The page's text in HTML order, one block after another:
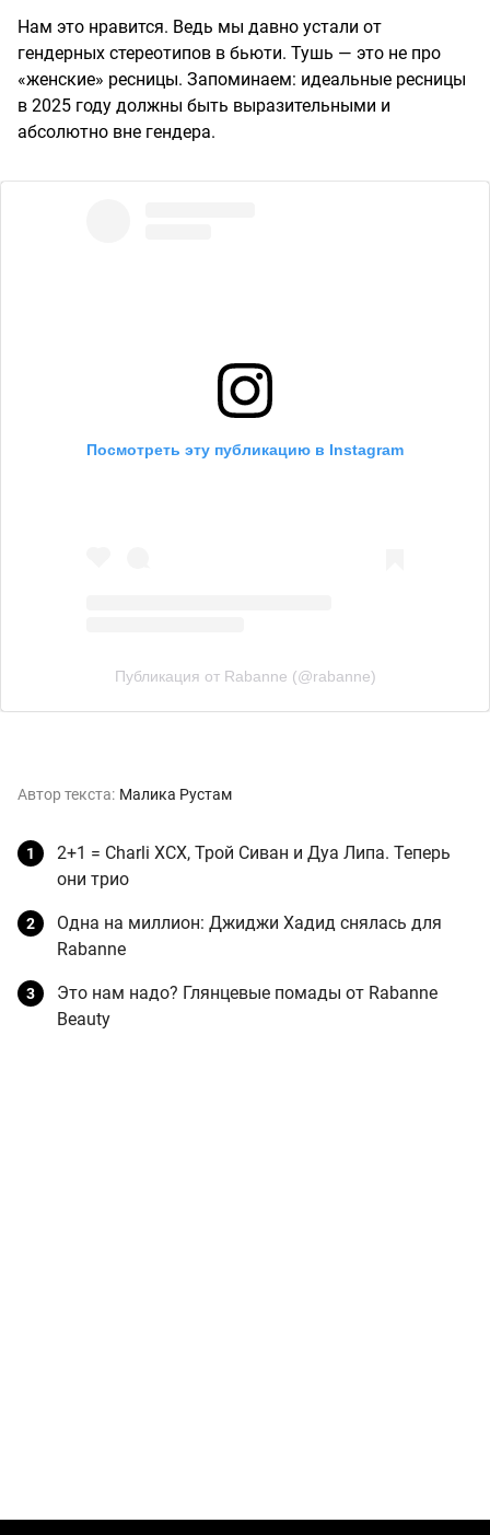
Нам это нравится. Ведь мы давно устали от
гендерных стереотипов в бьюти. Тушь — это не про
«женские» ресницы. Запоминаем: идеальные ресницы
в 2025 году должны быть выразительными и
абсолютно вне гендера.
Посмотреть эту публикацию в Instagram
Публикация от Rabanne (@rabanne)
Автор текста: Малика Рустам
2+1 = Charli XCX, Трой Сиван и Дуа Липа. Теперь
они трио
Одна на миллион: Джиджи Хадид снялась для
Rabanne
Это нам надо? Глянцевые помады от Rabanne
Beauty